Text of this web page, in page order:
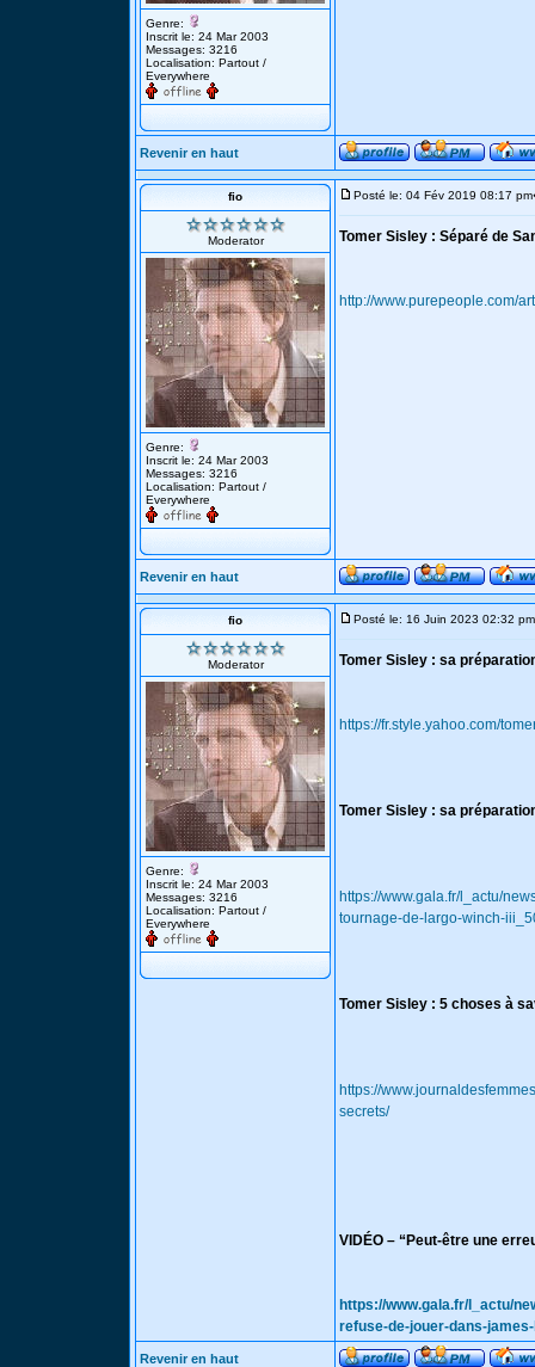
Genre:
Inscrit le: 24 Mar 2003
Messages: 3216
Localisation: Partout /
Everywhere
Revenir en haut
fio
Moderator
Genre:
Inscrit le: 24 Mar 2003
Messages: 3216
Localisation: Partout /
Everywhere
Posté le: 04 Fév 2019 08:17 pm
Tomer Sisley : Séparé de
http://www.purepeople.com/
Revenir en haut
fio
Moderator
Genre:
Inscrit le: 24 Mar 2003
Messages: 3216
Localisation: Partout /
Everywhere
Posté le: 16 Juin 2023 02:32 pm
Tomer Sisley : sa
https://fr.style.yahoo.com/
Tomer Sisley : sa
https://www.gala.fr/l_actu/
tournage-de-largo-winch-
Tomer Sisley : 5 choses à
https://
secrets/
VIDÉO – “Peut-être une
https://www.gala.fr/l_actu/
refuse-de-jouer-dans-
Revenir en haut